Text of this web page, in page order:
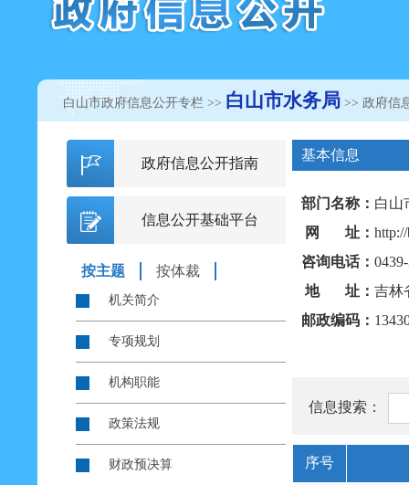
白山市政府信息公开专栏 >> 白山市水务局 >> 政府信
基本信息
部门名称： 白山
网 址：
咨询电话：
地 址： 吉林
邮政编码：
信息搜索：
序号
政府信息公开指南
信息公开基础平台
按主题 按体裁
机关简介
专项规划
机构职能
政策法规
财政预决算